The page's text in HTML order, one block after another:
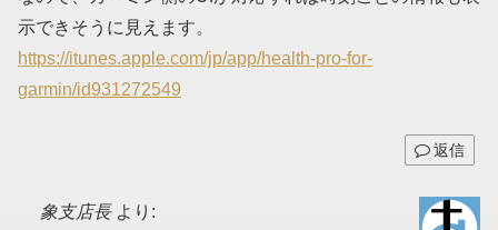
示できそうに見えます。
https://itunes.apple.com/jp/app/health-pro-for-
garmin/id931272549
返信
象支店長 より: